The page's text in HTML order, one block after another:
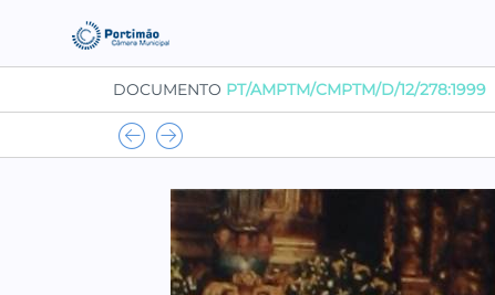
DOCUMENTO PT/AMPTM/CMPTM/D/12/278:1999